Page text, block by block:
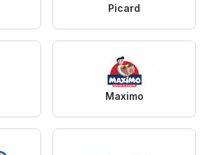
Picard
Maximo